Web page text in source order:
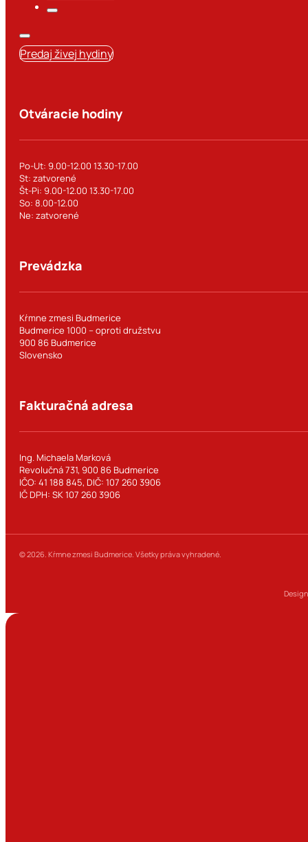
Predaj živej hydiny
Otváracie hodiny
Po-Ut: 9.00-12.00 13.30-17.00
St: zatvorené
Št-Pi: 9.00-12.00 13.30-17.00
So: 8.00-12.00
Ne: zatvorené
Prevádzka
Kŕmne zmesi Budmerice
Budmerice 1000 – oproti družstvu
900 86 Budmerice
Slovensko
Fakturačná adresa
Ing. Michaela Marková
Revolučná 731, 900 86 Budmerice
IČO: 41 188 845, DIČ: 107 260 3906
IČ DPH: SK 107 260 3906
© 2026. Kŕmne zmesi Budmerice. Všetky práva vyhradené.